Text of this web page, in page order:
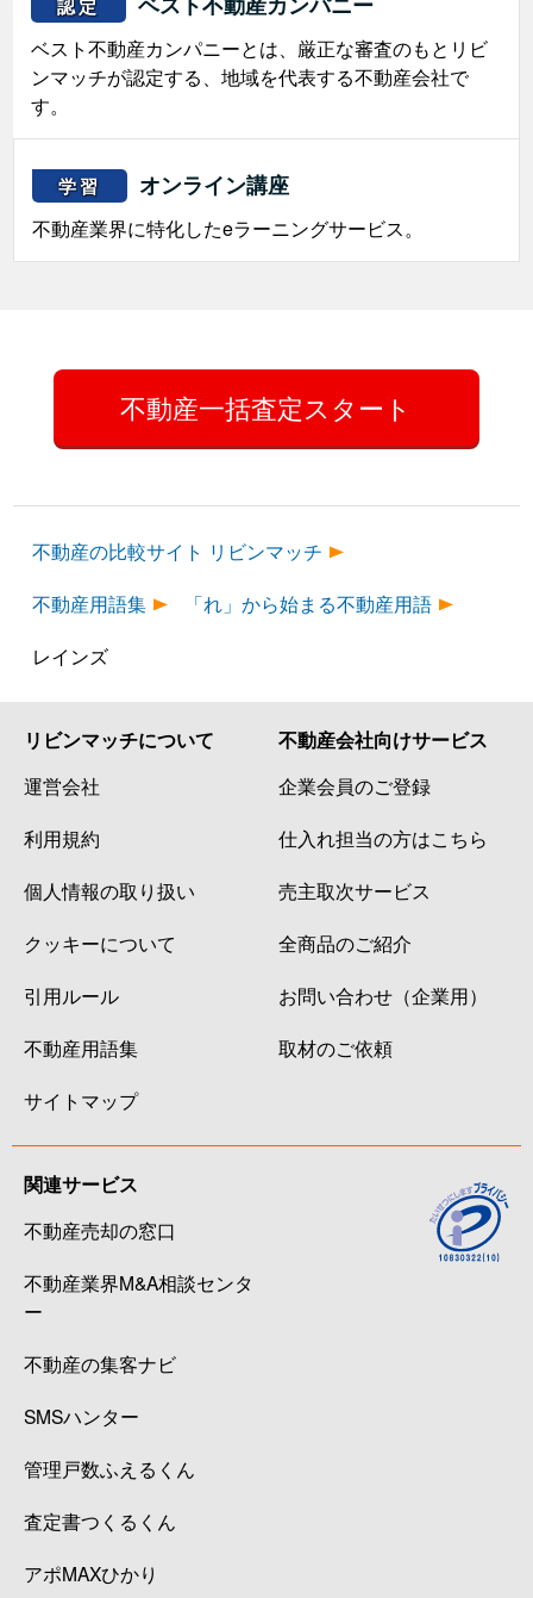
認定
ベスト不動産カンパニーとは、厳正な審査のもとリビ
ンマッチが認定する、地域を代表する不動産会社で
す。
学習 オンライン講座
不動産業界に特化したeラーニングサービス。
不動産一括査定スタート
不動産の比較サイト リビンマッチ
不動産用語集
「れ」から始まる不動産用語
レインズ
リビンマッチについて
運営会社
利用規約
個人情報の取り扱い
クッキーについて
引用ルール
不動産用語集
サイトマップ
不動産会社向けサービス
企業会員のご登録
仕入れ担当の方はこちら
売主取次サービス
全商品のご紹介
お問い合わせ（企業用）
取材のご依頼
関連サービス
不動産売却の窓口
不動産業界M&A相談センタ
ー
不動産の集客ナビ
SMSハンター
管理戸数ふえるくん
査定書つくるくん
アポMAXひかり